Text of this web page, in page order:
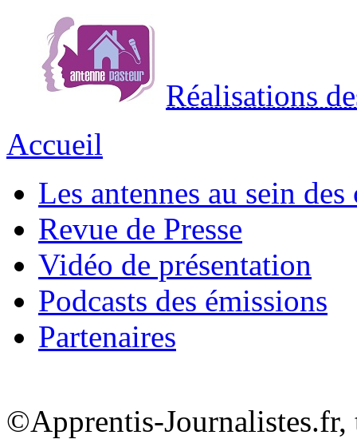
Réalisations
Accueil
Les antennes au sein des
Revue de Presse
Vidéo de présentation
Podcasts des émissions
Partenaires
©Apprentis-